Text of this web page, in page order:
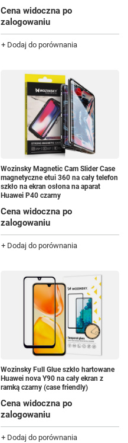
Cena widoczna po
zalogowaniu
+ Dodaj do porównania
Wozinsky Magnetic Cam Slider Case
magnetyczne etui 360 na cały telefon
szkło na ekran osłona na aparat
Huawei P40 czarny
Cena widoczna po
zalogowaniu
+ Dodaj do porównania
Wozinsky Full Glue szkło hartowane
Huawei nova Y90 na cały ekran z
ramką czarny (case friendly)
Cena widoczna po
zalogowaniu
+ Dodaj do porównania